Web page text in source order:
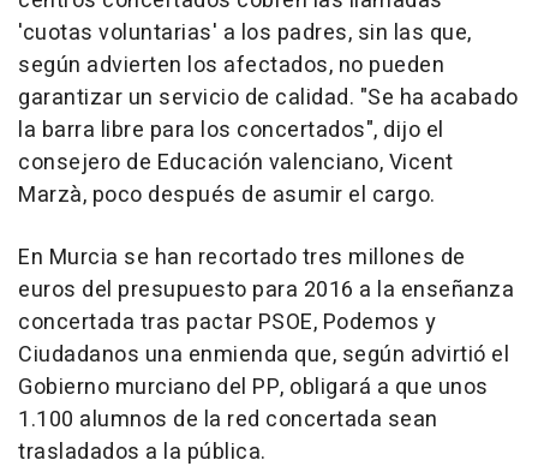
'cuotas voluntarias' a los padres, sin las que,
según advierten los afectados, no pueden
garantizar un servicio de calidad. "Se ha acabado
la barra libre para los concertados", dijo el
consejero de Educación valenciano, Vicent
Marzà, poco después de asumir el cargo.
En Murcia se han recortado tres millones de
euros del presupuesto para 2016 a la enseñanza
concertada tras pactar PSOE, Podemos y
Ciudadanos una enmienda que, según advirtió el
Gobierno murciano del PP, obligará a que unos
1.100 alumnos de la red concertada sean
trasladados a la pública.